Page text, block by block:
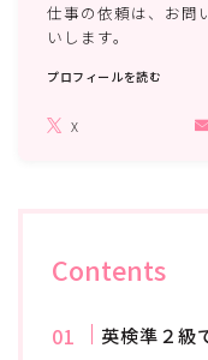
プロフィール
今年1９年目の現
中、生徒獲得数全
仕事の依頼は、お問
いします。
プロフィールを読む
X
Contents
英検準２級